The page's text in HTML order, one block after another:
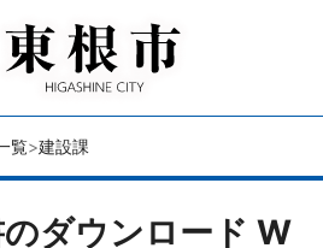
覧 建設課
ダウンロード W